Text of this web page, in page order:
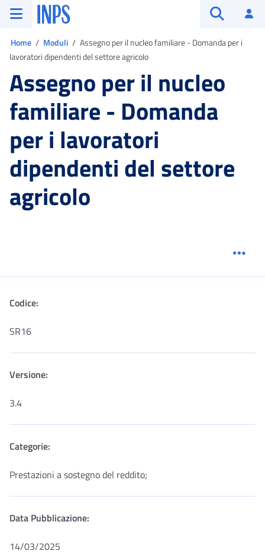
Vai al menu principale
Vai al contenuto principale
Vai al pie' di pagina
INPS ()
Home Moduli
Assegno per il nucleo familiare - Domanda per i
lavoratori dipendenti del settore agricolo
Assegno per il nucleo
familiare - Domanda
per i lavoratori
dipendenti del settore
agricolo
Codice:
SR16
Versione:
3.4
Categorie:
Prestazioni a sostegno del reddito;
Data Pubblicazione:
14/03/2025